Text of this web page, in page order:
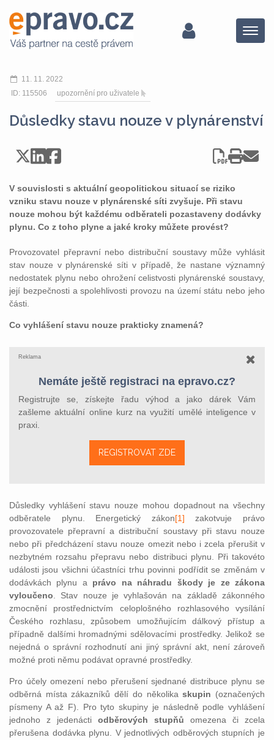
Menu
11. 11. 2022
ID: 115506
upozornění pro uživatele
Důsledky stavu nouze v plynárenství
V souvislosti s aktuální geopolitickou situací se riziko
vzniku stavu nouze v plynárenské síti zvyšuje. Při stavu
nouze mohou být každému odběrateli pozastaveny dodávky
plynu. Co z toho plyne a jaké kroky můžete provést?
Provozovatel přepravní nebo distribuční soustavy může vyhlásit
stav nouze v plynárenské síti v případě, že nastane významný
nedostatek plynu nebo ohrožení celistvosti plynárenské soustavy,
její bezpečnosti a spolehlivosti provozu na území státu nebo jeho
části.
Co vyhlášení stavu nouze prakticky znamená?
Reklama
Nemáte ještě registraci na epravo.cz?
Registrujte se, získejte řadu výhod a jako dárek Vám
zašleme aktuální online kurz na využití umělé inteligence v
praxi.
REGISTROVAT ZDE
Důsledky vyhlášení stavu nouze mohou dopadnout na všechny
odběratele plynu. Energetický zákon[1] zakotvuje právo
provozovatele přepravní a distribuční soustavy při stavu nouze
nebo při předcházení stavu nouze omezit nebo i zcela přerušit v
nezbytném rozsahu přepravu nebo distribuci plynu. Při takovéto
události jsou všichni účastníci trhu povinni podřídit se změnám v
dodávkách plynu a právo na náhradu škody je ze zákona
vyloučeno . Stav nouze je vyhlašován na základě zákonného
zmocnění prostřednictvím celoplošného rozhlasového vysílání
Českého rozhlasu, způsobem umožňujícím dálkový přístup a
případně dalšími hromadnými sdělovacími prostředky. Jelikož se
nejedná o správní rozhodnutí ani jiný správní akt, není zároveň
možné proti němu podávat opravné prostředky.
Pro účely omezení nebo přerušení sjednané distribuce plynu se
odběrná místa zákazníků dělí do několikaskupin (označených
písmeny A až F). Pro tyto skupiny je následně podle vyhlášení
jednoho z jedenácti odběrových stupňů omezena či zcela
přerušena dodávka plynu. V jednotlivých odběrových stupních je